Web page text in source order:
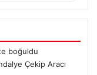
boğuldu
Çekip Aracı